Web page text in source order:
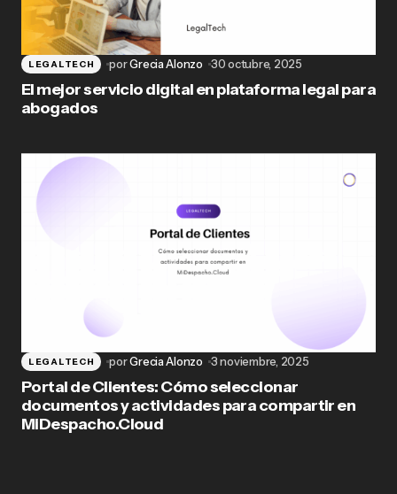
LEGALTECH porGrecia Alonzo 30 octubre, 2025
El mejor servicio digital en plataforma legal para
abogados
LEGALTECH porGrecia Alonzo 3 noviembre, 2025
Portal de Clientes: Cómo seleccionar
documentos y actividades para compartir en
MiDespacho.Cloud